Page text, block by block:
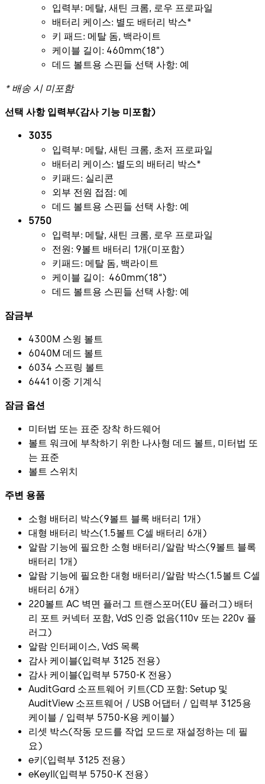
입력부: 메탈, 새틴 크롬, 로우 프로파일
배터리 케이스: 별도 배터리 박스*
키 패드: 메탈 돔, 백라이트
케이블 길이: 460mm(18”)
데드 볼트용 스핀들 선택 사항: 예
* 배송 시 미포함
선택 사항 입력부(감사 기능 미포함)
3035
입력부: 메탈, 새틴 크롬, 초저 프로파일
배터리 케이스: 별도의 배터리 박스*
키패드: 실리콘
외부 전원 접점: 예
데드 볼트용 스핀들 선택 사항: 예
5750
입력부: 메탈, 새틴 크롬, 로우 프로파일
전원: 9볼트 배터리 1개(미포함)
키패드: 메탈 돔, 백라이트
케이블 길이: 460mm(18“)
데드 볼트용 스핀들 선택 사항: 예
잠금부
4300M 스윙 볼트
6040M 데드 볼트
6034 스프링 볼트
6441 이중 기계식
잠금 옵션
미터법 또는 표준 장착 하드웨어
볼트 워크에 부착하기 위한 나사형 데드 볼트, 미터법 또
는 표준
볼트 스위치
주변 용품
소형 배터리 박스(9볼트 블록 배터리 1개)
대형 배터리 박스(1.5볼트 C셀 배터리 6개)
알람 기능에 필요한 소형 배터리/알람 박스(9볼트 블록
배터리 1개)
알람 기능에 필요한 대형 배터리/알람 박스(1.5볼트 C셀
배터리 6개)
220볼트 AC 벽면 플러그 트랜스포머(EU 플러그) 배터
리 포트 커넥터 포함, VdS 인증 없음(110v 또는 220v 플
러그)
알람 인터페이스, VdS 목록
감사 케이블(입력부 3125 전용)
감사 케이블(입력부 5750-K 전용)
AuditGard 소프트웨어 키트(CD 포함: Setup 및
AuditView 소프트웨어 / USB 어댑터 / 입력부 3125용
케이블 / 입력부 5750-K용 케이블)
리셋 박스(작동 모드를 작업 모드로 재설정하는 데 필
요)
e키(입력부 3125 전용)
eKeyII(입력부 5750-K 전용)